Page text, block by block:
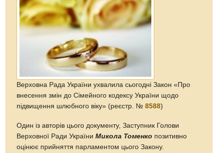
Верховна Рада України ухвалила сьогодні Закон «Про
внесення змін до Сімейного кодексу України щодо
підвищення шлюбного віку» (реєстр. №8588)
Один із авторів цього документу, Заступник Голови
Верховної Ради УкраїниМикола Томенко позитивно
оцінює прийняття парламентом цього Закону.